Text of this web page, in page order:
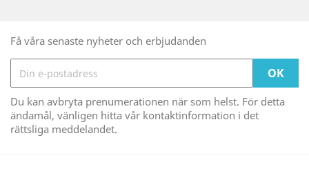
Få våra senaste nyheter och erbjudanden
Du kan avbryta prenumerationen när som helst. För detta
ändamål, vänligen hitta vår kontaktinformation i det
rättsliga meddelandet.